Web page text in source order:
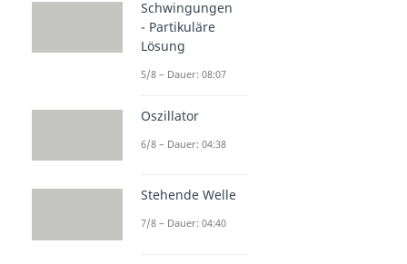
Schwingungen
- Partikuläre
Lösung
5/8 – Dauer: 08:07
Oszillator
6/8 – Dauer: 04:38
Stehende Welle
7/8 – Dauer: 04:40